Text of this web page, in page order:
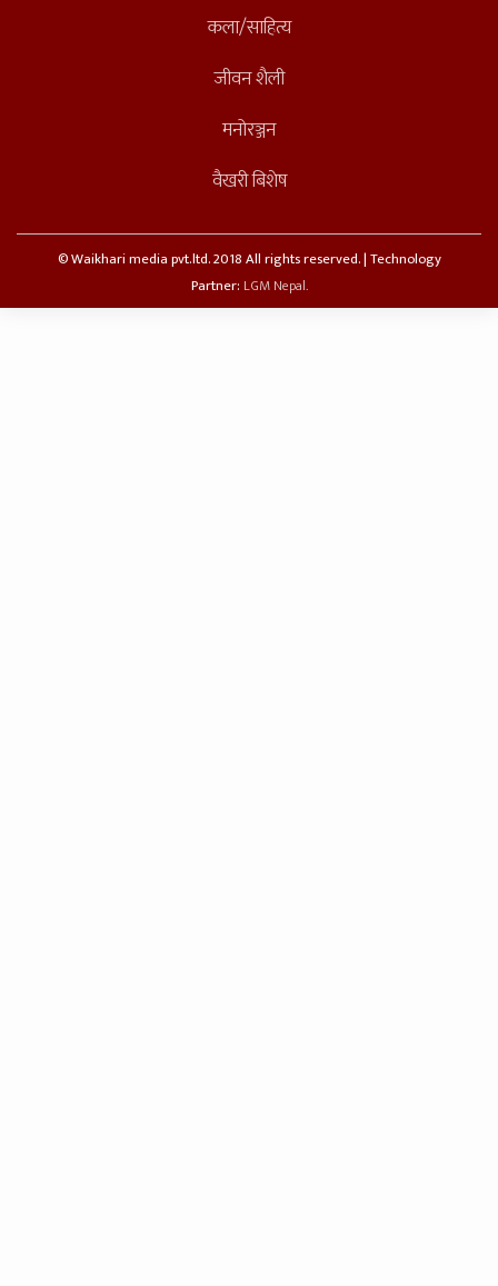
कला/साहित्य
जीवन शैली
मनोरञ्जन
वैखरी बिशेष
© Waikhari media pvt.ltd. 2018 All rights reserved. | Technology
Partner: LGM Nepal.